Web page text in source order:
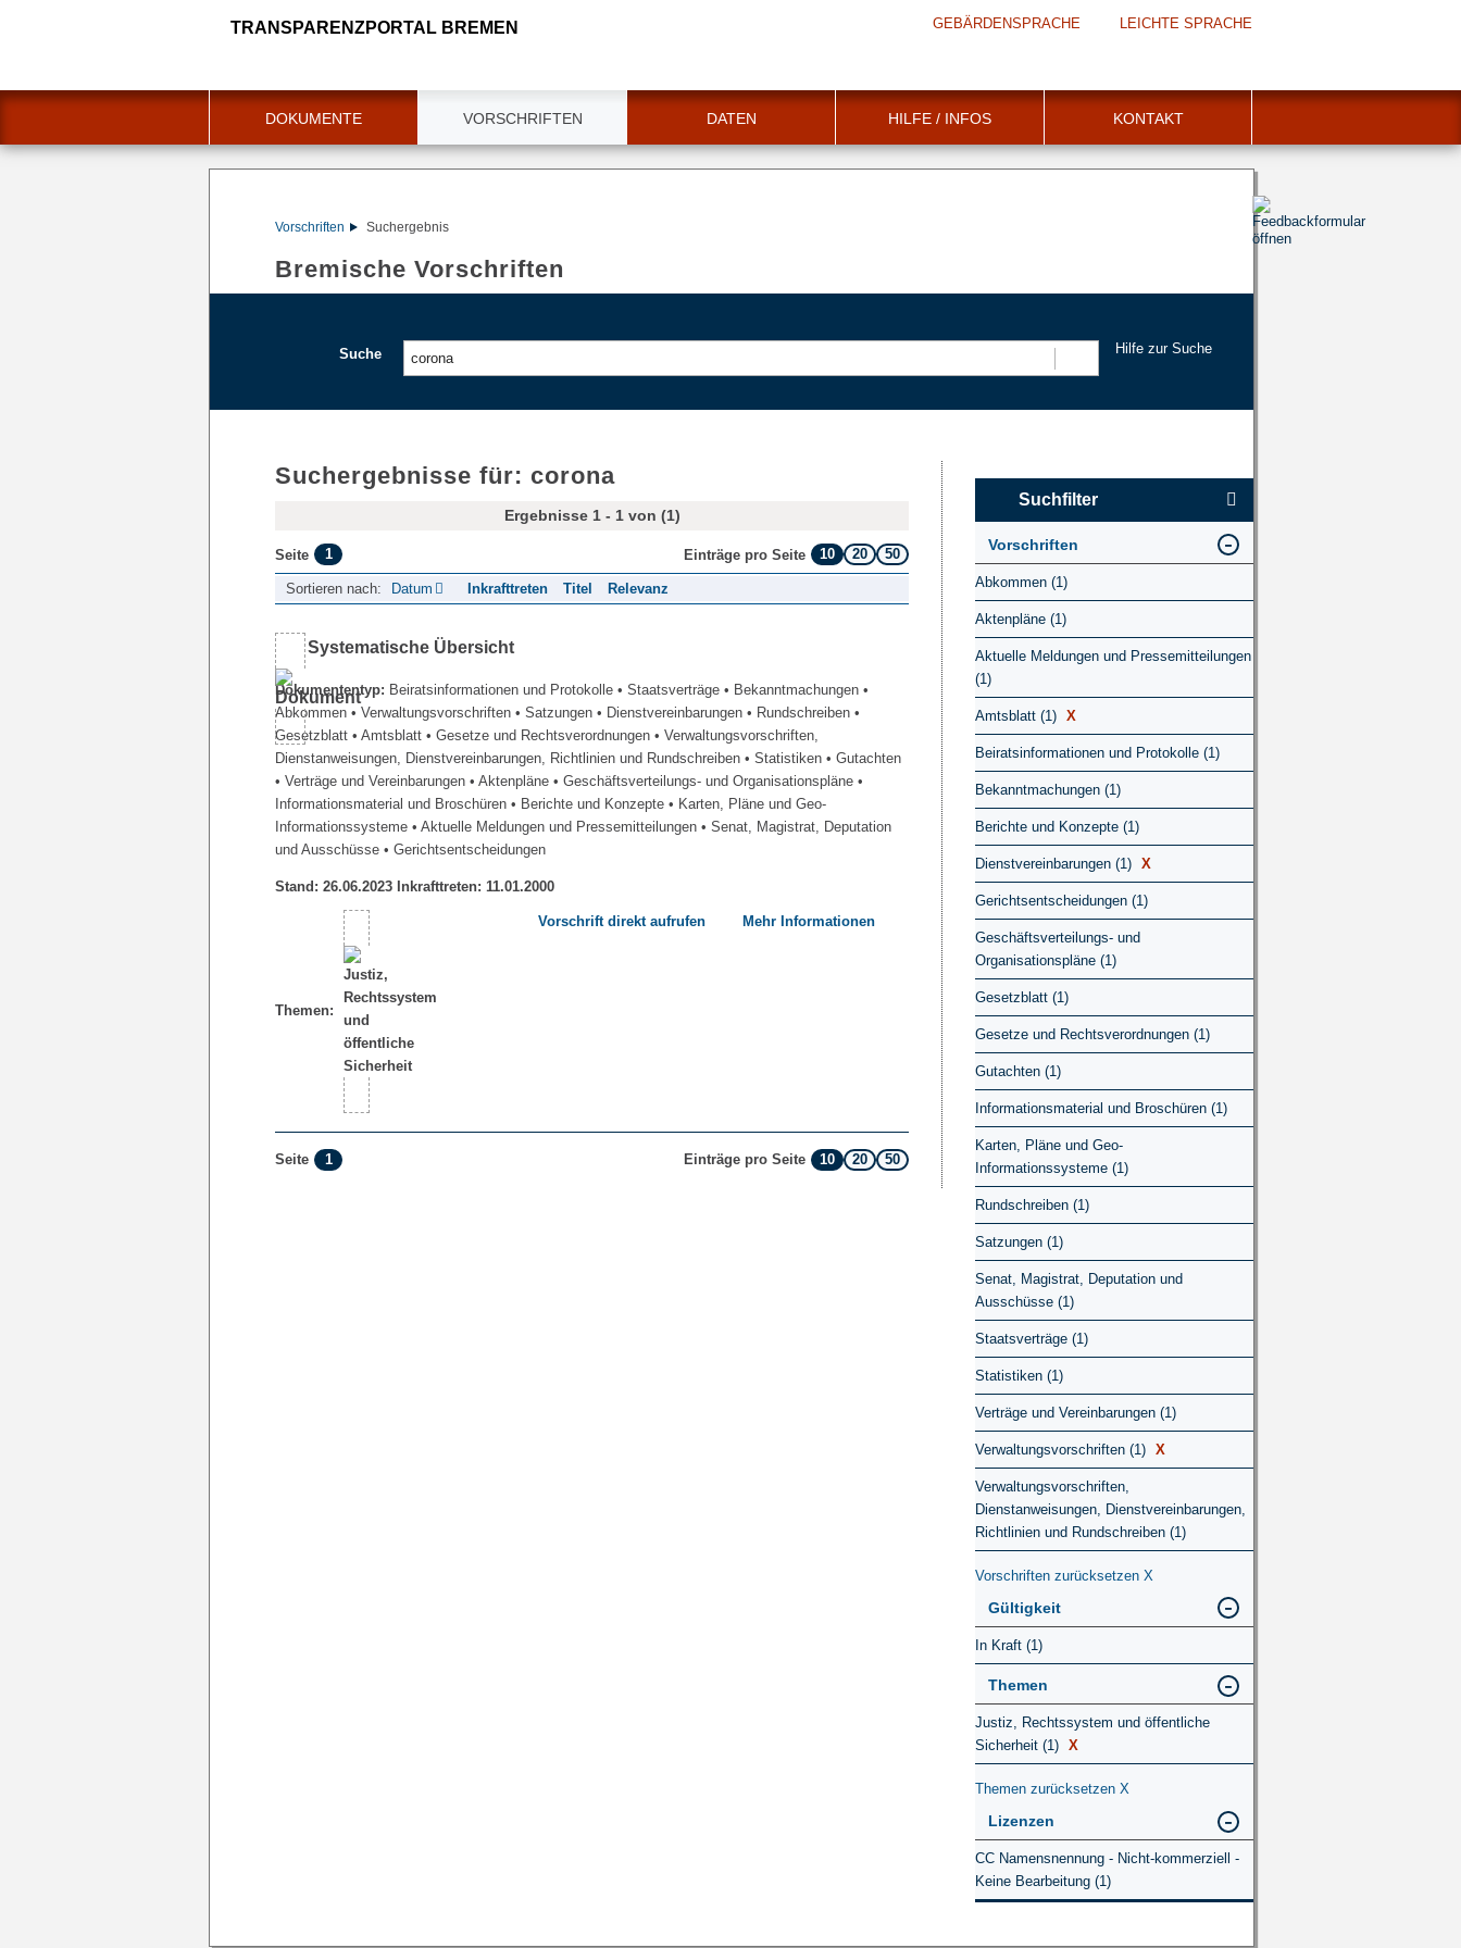
TRANSPARENZPORTAL BREMEN GEBÄRDENSPRACHE LEICHTE SPRACHE
DOKUMENTE VORSCHRIFTEN DATEN HILFE / INFOS KONTAKT
Vorschriften Suchergebnis
Bremische Vorschriften
Suche
Hilfe zur Suche
Suchergebnisse für: corona
Ergebnisse 1 - 1 von (1)
Seite 1 Einträge pro Seite 10 20 50
Sortieren nach: Datum Inkrafttreten Titel Relevanz
Systematische Übersicht
Dokumententyp: Beiratsinformationen und Protokolle • Staatsverträge • Bekanntmachungen •
Abkommen • Verwaltungsvorschriften • Satzungen • Dienstvereinbarungen • Rundschreiben •
Gesetzblatt • Amtsblatt • Gesetze und Rechtsverordnungen • Verwaltungsvorschriften,
Dienstanweisungen, Dienstvereinbarungen, Richtlinien und Rundschreiben • Statistiken • Gutachten
• Verträge und Vereinbarungen • Aktenpläne • Geschäftsverteilungs- und Organisationspläne •
Informationsmaterial und Broschüren • Berichte und Konzepte • Karten, Pläne und Geo-
Informationssysteme • Aktuelle Meldungen und Pressemitteilungen • Senat, Magistrat, Deputation
und Ausschüsse • Gerichtsentscheidungen
Stand: 26.06.2023 Inkrafttreten: 11.01.2000
Themen:
Vorschrift direkt aufrufen Mehr Informationen
Seite 1 Einträge pro Seite 10 20 50
Suchfilter
Vorschriften
Abkommen (1)
Aktenpläne (1)
Aktuelle Meldungen und Pressemitteilungen
(1)
Amtsblatt (1) X
Beiratsinformationen und Protokolle (1)
Bekanntmachungen (1)
Berichte und Konzepte (1)
Dienstvereinbarungen (1) X
Gerichtsentscheidungen (1)
Geschäftsverteilungs- und
Organisationspläne (1)
Gesetzblatt (1)
Gesetze und Rechtsverordnungen (1)
Gutachten (1)
Informationsmaterial und Broschüren (1)
Karten, Pläne und Geo-
Informationssysteme (1)
Rundschreiben (1)
Satzungen (1)
Senat, Magistrat, Deputation und
Ausschüsse (1)
Staatsverträge (1)
Statistiken (1)
Verträge und Vereinbarungen (1)
Verwaltungsvorschriften (1) X
Verwaltungsvorschriften,
Dienstanweisungen, Dienstvereinbarungen,
Richtlinien und Rundschreiben (1)
Vorschriften zurücksetzen X
Gültigkeit
In Kraft (1)
Themen
Justiz, Rechtssystem und öffentliche
Sicherheit (1) X
Themen zurücksetzen X
Lizenzen
CC Namensnennung - Nicht-kommerziell -
Keine Bearbeitung (1)